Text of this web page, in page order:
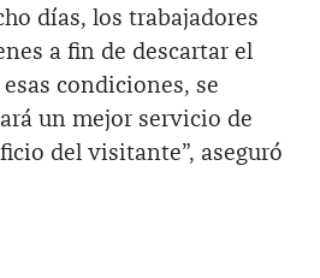
días, los trabajadores
a fin de descartar el
condiciones, se
un mejor servicio de
del visitante”, aseguró